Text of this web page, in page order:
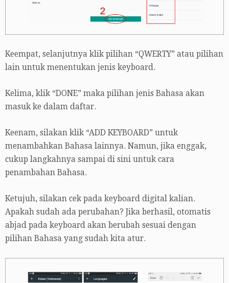
Keempat, selanjutnya klik pilihan “QWERTY” atau pilihan
lain untuk menentukan jenis keyboard.
Kelima, klik “DONE” maka pilihan jenis Bahasa akan
masuk ke dalam daftar.
Keenam, silakan klik “ADD KEYBOARD” untuk
menambahkan Bahasa lainnya. Namun, jika enggak,
cukup langkahnya sampai di sini untuk cara
penambahan Bahasa.
Ketujuh, silakan cek pada keyboard digital kalian.
Apakah sudah ada perubahan? Jika berhasil, otomatis
abjad pada keyboard akan berubah sesuai dengan
pilihan Bahasa yang sudah kita atur.